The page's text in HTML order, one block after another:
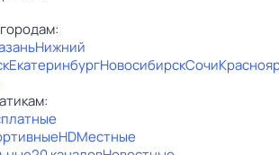
Нижний
ЕкатеринбургНовосибирскСочи
HDМестные